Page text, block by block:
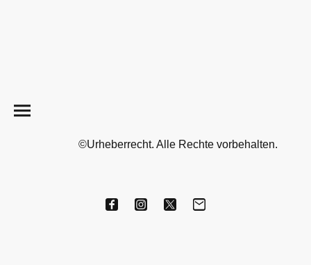
©Urheberrecht. Alle Rechte vorbehalten.